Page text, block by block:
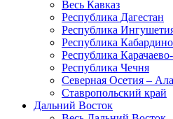
Весь Кавказ
Республика Дагестан
Республика
Республика
Республика
Республика Чечня
Северная Осетия –
Ставропольский край
Дальний Восток